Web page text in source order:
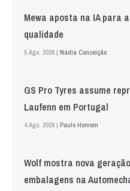
Mewa aposta na IA para
qualidade
5 Ago. 2026 | Nádia Conceição
GS Pro Tyres assume
Laufenn em Portugal
4 Ago. 2026 | Paulo Homem
Wolf mostra nova
embalagens na